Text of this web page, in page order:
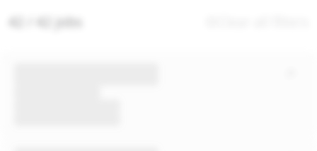
42 / 42 jobs